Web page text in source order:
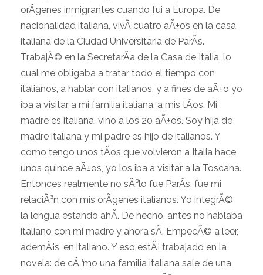
orÃ­genes inmigrantes cuando fui a Europa. De
nacionalidad italiana, vivÃ­ cuatro aÃ±os en la casa
italiana de la Ciudad Universitaria de ParÃ­s.
TrabajÃ© en la SecretarÃ­a de la Casa de Italia, lo
cual me obligaba a tratar todo el tiempo con
italianos, a hablar con italianos, y a fines de aÃ±o yo
iba a visitar a mi familia italiana, a mis tÃ­os. Mi
madre es italiana, vino a los 20 aÃ±os. Soy hija de
madre italiana y mi padre es hijo de italianos. Y
como tengo unos tÃ­os que volvieron a Italia hace
unos quince aÃ±os, yo los iba a visitar a la Toscana.
Entonces realmente no sÃ³lo fue ParÃ­s, fue mi
relaciÃ³n con mis orÃ­genes italianos. Yo integrÃ©
la lengua estando ahÃ­. De hecho, antes no hablaba
italiano con mi madre y ahora sÃ­. EmpecÃ© a leer,
ademÃ¡s, en italiano. Y eso estÃ¡ trabajado en la
novela: de cÃ³mo una familia italiana sale de una